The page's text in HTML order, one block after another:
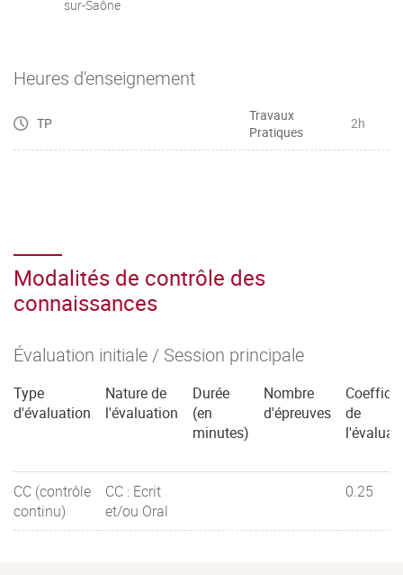
sur-Saône
Heures d'enseignement
TP
Travaux
Pratiques
2h
Modalités de contrôle des
connaissances
Évaluation initiale / Session principale
Type
d'évaluation
Nature de
l'évaluation
Durée
(en
minutes)
Nombre
d'épreuves
de
CC (contrôle
continu)
CC : Ecrit
et/ou Oral
0.25